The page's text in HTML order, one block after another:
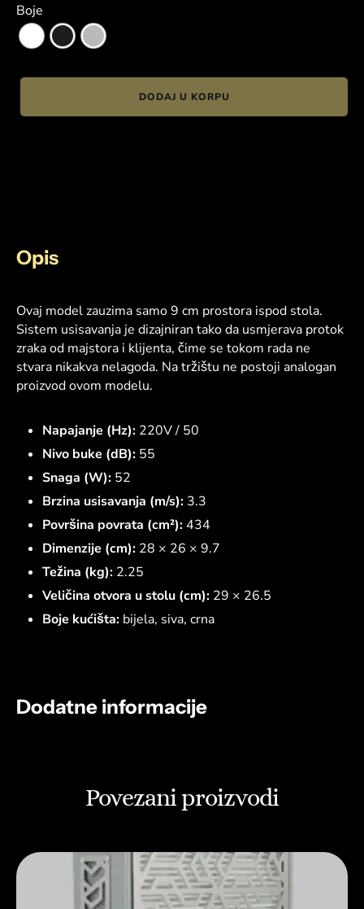
Boje
DODAJ U KORPU
Opis
Ovaj model zauzima samo 9 cm prostora ispod stola.
Sistem usisavanja je dizajniran tako da usmjerava protok
zraka od majstora i klijenta, čime se tokom rada ne
stvara nikakva nelagoda. Na tržištu ne postoji analogan
proizvod ovom modelu.
Napajanje (Hz): 220V / 50
Nivo buke (dB): 55
Snaga (W): 52
Brzina usisavanja (m/s): 3.3
Površina povrata (cm²):434
Dimenzije (cm): 28 × 26 × 9.7
Težina (kg): 2.25
Veličina otvora u stolu (cm): 29 × 26.5
Boje kućišta: bijela, siva, crna
Dodatne informacije
Povezani proizvodi